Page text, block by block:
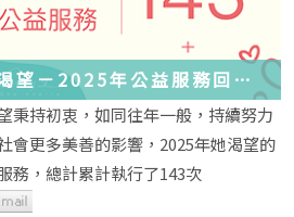
望－2025年公益服務回顧
謝
秉持初衷，如同往年一般，持續努力
會更多美善的影響，2025年她渴望的
務，總計累計執行了143次